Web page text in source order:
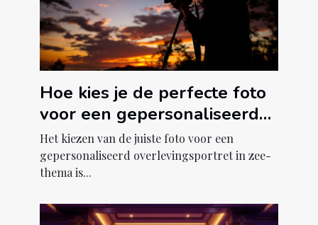
Hoe kies je de perfecte foto
voor een gepersonaliseerd
overlevingsportret in zee-
thema?
Het kiezen van de juiste foto voor een
gepersonaliseerd overlevingsportret in zee-
thema is...